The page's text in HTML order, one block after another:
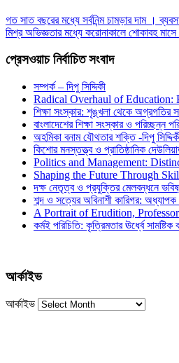
গত সাত বছরের মধ্যে সর্বনিন্ম চামড়ার দাম ।
মিশ্র অভিজ্ঞতার মধ্যে করোনাকালে শোকাবহ
প্রেসওয়াচ নির্বাচিত সংবাদ
সম্পর্ক – দিপু সিদ্দিকী
Radical Overhaul of
শিক্ষা সংস্কার: শৃঙ্খলা থেকে অগ্রগতির
বাংলাদেশের শিক্ষা সংস্কার ও পরিচ্ছন্ন
অহমিকা বনাম যৌথতার শক্তি -দিপু
কিশোর মনস্তত্ত্ব ও প্রাতিষ্ঠানিক
Politics and Management:
Shaping the Future Through
দক্ষ নেতৃত্ব ও প্রযুক্তির মেলবন্ধনে
শব্দ ও সত্যের অবিনাশী কারিগর:
A Portrait of Erudition,
কর্মই পরিচিতি: কৃত্রিমতার ঊর্ধ্বে
আর্কাইভ
আর্কাইভ